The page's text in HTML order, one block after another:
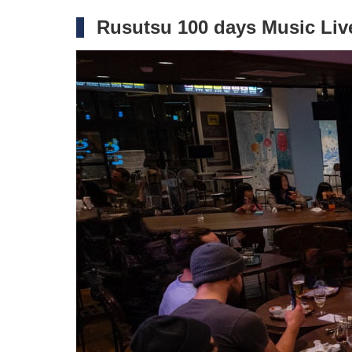
Rusutsu 100 days Music